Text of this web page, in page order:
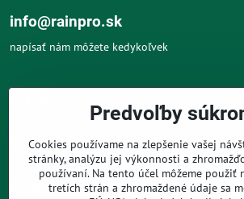
info@rainpro.sk
napísať nám môžete kedykoľvek
O NÁKUPE
PRE ZÁKAZNÍKOV
Predvoľby
Cookies používame na zlepšenie vašej
stránky, analýzu jej výkonnosti a
používaní. Na tento účel môžeme použiť
tretích strán a zhromaždené údaje sa